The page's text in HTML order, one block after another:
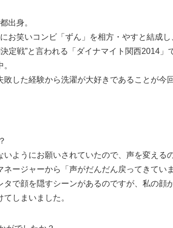
出身。
お笑いコンビ「ずん」を相方・やすと結成し
定戦”と言われる「ダイナマイト関西2014」
した経験から洗濯が大好きであることが今
ようにお願いされていたので、声を変える
ージャーから「声がだんだん戻ってきてい
タで顔を隠すシーンがあるのですが、私の顔
しまいました。